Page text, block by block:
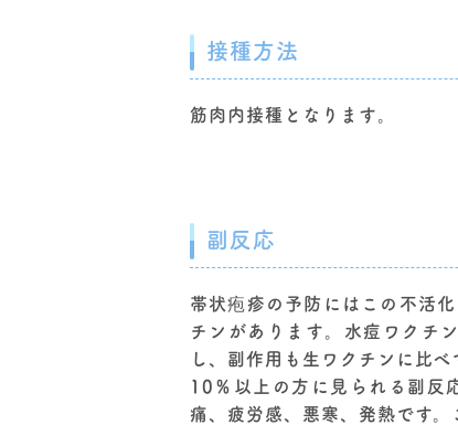
接種方法
筋肉内接種となります。
副反応
帯状疱疹の予防にはこの不活
チンがあります。水痘ワクチ
し、副作用も生ワクチンに比べ
10％以上の方に見られる副反
痛、疲労感、悪寒、発熱です。